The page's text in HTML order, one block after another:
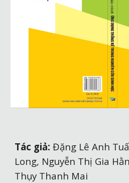
Tác giả: Đặng Lê Anh
Long, Nguyễn Thị Gia
Thụy Thanh Mai